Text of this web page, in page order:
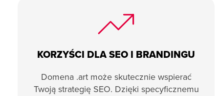
KORZYŚCI DLA SEO I BRANDINGU
Domena .art może skutecznie wspierać
Twoją strategię SEO. Dzięki specyficznemu